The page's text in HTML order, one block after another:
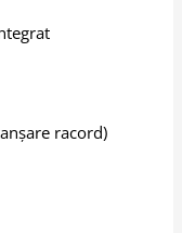
racord)